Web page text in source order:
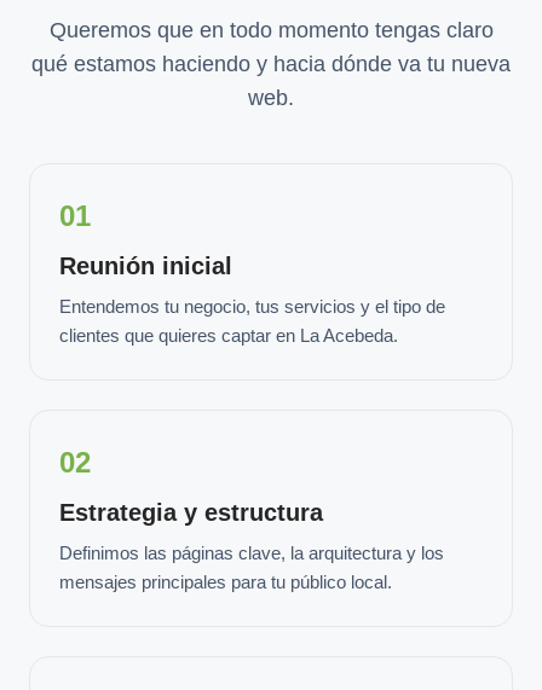
Queremos que en todo momento tengas claro
qué estamos haciendo y hacia dónde va tu nueva
web.
01
Reunión inicial
Entendemos tu negocio, tus servicios y el tipo de
clientes que quieres captar en La Acebeda.
02
Estrategia y estructura
Definimos las páginas clave, la arquitectura y los
mensajes principales para tu público local.